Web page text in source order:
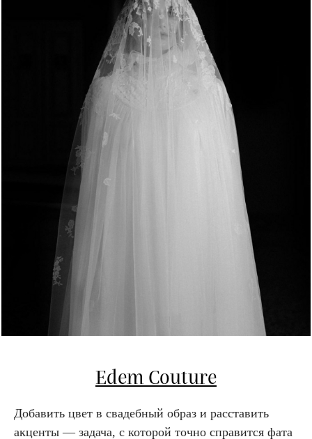
Edem Couture
Добавить цвет в свадебный образ и расставить
акценты — задача, с которой точно справится фата